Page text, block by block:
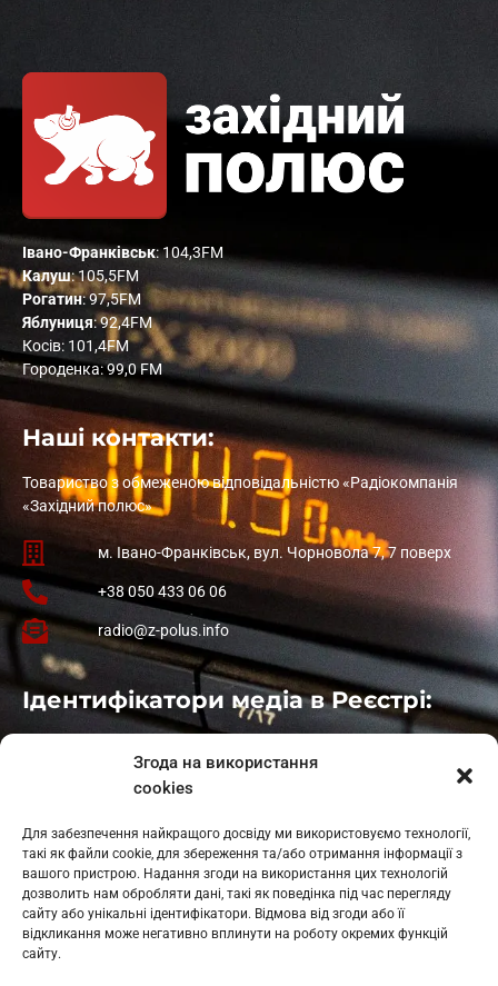
Згода на використання
cookies
Для забезпечення найкращого досвіду ми використовуємо технології,
такі як файли cookie, для збереження та/або отримання інформації з
вашого пристрою. Надання згоди на використання цих технологій
дозволить нам обробляти дані, такі як поведінка під час перегляду
сайту або унікальні ідентифікатори. Відмова від згоди або її
відкликання може негативно вплинути на роботу окремих функцій
сайту.
Івано-Франківськ: 104,3FM
Калуш: 105,5FM
Рогатин: 97,5FM
Яблуниця: 92,4FM
Косів: 101,4FM
Городенка: 99,0 FM
Наші контакти:
Товариство з обмеженою відповідальністю «Радіокомпанія
«Західний полюс»
м. Івано-Франківськ, вул. Чорновола 7, 7 поверх
+38 050 433 06 06
radio@z-polus.info
Ідентифікатори медіа в Реєстрі:
: L11-01410
: L11-01801
Косів: L11-01805
Гарасимів: L11-02274